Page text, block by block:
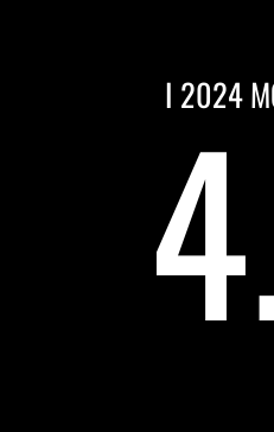
I 2024